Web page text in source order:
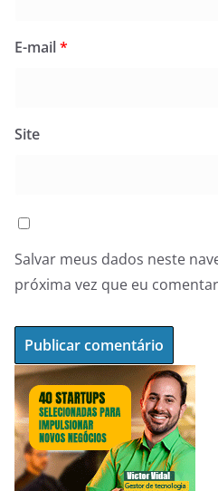
E-mail*
Site
Salvar meus dados neste
próxima vez que eu